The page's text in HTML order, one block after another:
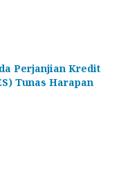
Perjanjian Kredit
Tunas Harapan